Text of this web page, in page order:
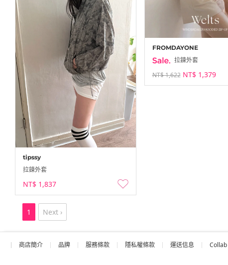
FROMDAYONE
拉鍊外套
NT$ 1,622 NT$ 1,379
tipssy
拉鍊外套
NT$ 1,837
1 Next ›
商店簡介 品牌 服務條款 隱私權條款 運送信息 Collab